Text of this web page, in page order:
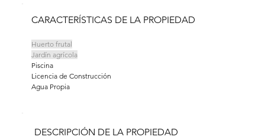
CARACTERÍSTICAS DE LA PROPIEDAD
Huerto frutal
Jardín agrícola
Piscina
Licencia de Construcción
Agua Propia
DESCRIPCIÓN DE LA PROPIEDAD